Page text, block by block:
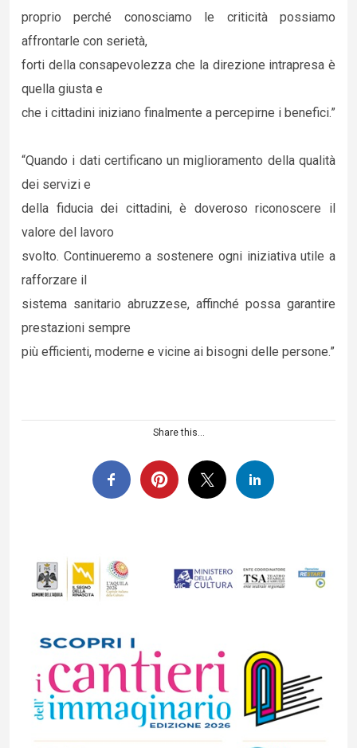
proprio perché conosciamo le criticità possiamo
affrontarle con serietà,
forti della consapevolezza che la direzione intrapresa è
quella giusta e
che i cittadini iniziano finalmente a percepirne i benefici.”
“Quando i dati certificano un miglioramento della qualità
dei servizi e
della fiducia dei cittadini, è doveroso riconoscere il
valore del lavoro
svolto. Continueremo a sostenere ogni iniziativa utile a
rafforzare il
sistema sanitario abruzzese, affinché possa garantire
prestazioni sempre
più efficienti, moderne e vicine ai bisogni delle persone.”
Share this...